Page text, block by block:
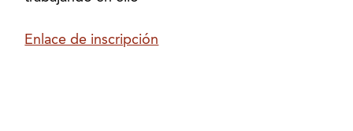
Enlace de inscripción